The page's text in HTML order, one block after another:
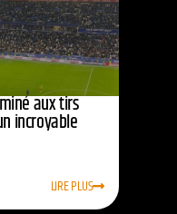
aux tirs
incroyable
LIRE PLUS